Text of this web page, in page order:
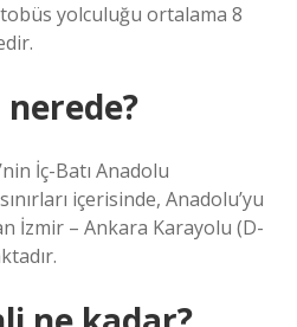
yolculuğu ortalama 8
İç-Batı Anadolu
içerisinde, Anadolu’yu
İzmir – Ankara Karayolu (D-